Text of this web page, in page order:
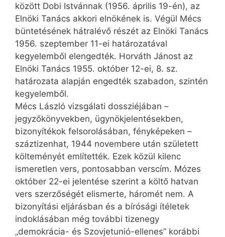
között Dobi Istvánnak (1956. április 19-én), az
Elnöki Tanács akkori elnökének is. Végül Mécs
büntetésének hátralévő részét az Elnöki Tanács
1956. szeptember 11-ei határozatával
kegyelemből elengedték. Horváth Jánost az
Elnöki Tanács 1955. október 12-ei, 8. sz.
határozata alapján engedték szabadon, szintén
kegyelemből.
Mécs László vizsgálati dossziéjában –
jegyzőkönyvekben, ügynökjelentésekben,
bizonyítékok felsorolásában, fényképeken –
száztizenhat, 1944 novembere után született
költeményét említették. Ezek közül kilenc
ismeretlen vers, pontosabban verscím. Mózes
október 22-ei jelentése szerint a költő hatvan
vers szerzőségét elismerte, háromét nem. A
bizonyítási eljárásban és a bírósági ítéletek
indoklásában még további tizenegy
„demokrácia- és Szovjetunió-ellenes” korábbi